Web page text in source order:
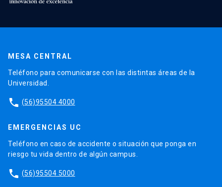
MESA CENTRAL
Teléfono para comunicarse con las distintas áreas de la
Universidad.
phone (56)95504 4000
EMERGENCIAS UC
Teléfono en caso de accidente o situación que ponga en
riesgo tu vida dentro de algún campus.
phone (56)95504 5000